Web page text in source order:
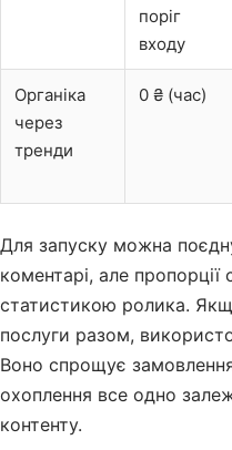
поріг
входу
Органіка
через
тренди
0 ₴ (час)
Для запуску можна
коментарі, але пропорції
статистикою ролика.
послуги разом,
Воно спрощує
охоплення все одно
контенту.